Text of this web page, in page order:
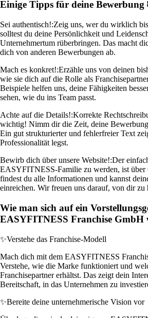
Einige Tipps für deine Bewerbung
Sei authentisch!:Zeig uns, wer du wirklich
solltest du deine Persönlichkeit und
Unternehmertum rüberbringen. Das macht
dich von anderen Bewerbungen ab.
Mach es konkret!:Erzähle uns von deinen
wie sie dich auf die Rolle als
Beispiele helfen uns, deine Fähigkeiten
sehen, wie du ins Team passt.
Achte auf die Details!:Korrekte
wichtig! Nimm dir die Zeit, deine
Ein gut strukturierter und fehlerfreier Text
Professionalität legst.
Bewirb dich über unsere Website!:Der
EASYFITNESS-Familie zu werden, ist über
findest du alle Informationen und kannst
einreichen. Wir freuen uns darauf, von dir zu
Wie man sich auf ein
EASYFITNESS Franchise GmbH
✨Verstehe das Franchise-Modell
Mach dich mit dem EASYFITNESS
Verstehe, wie die Marke funktioniert und
Franchisepartner erhältst. Das zeigt dein
Bereitschaft, in das Unternehmen zu
✨Bereite deine unternehmerische Vision vor